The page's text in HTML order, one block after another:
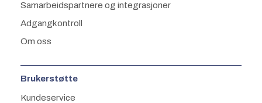
Samarbeidspartnere og integrasjoner
Adgangkontroll
Om oss
Brukerstøtte
Kundeservice